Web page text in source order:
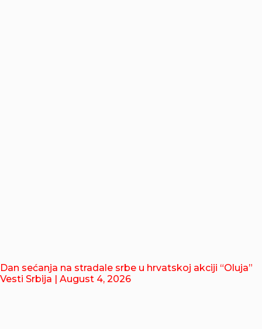
Dan sećanja na stradale srbe u hrvatskoj akciji “Oluja”
Vesti Srbija | August 4, 2026